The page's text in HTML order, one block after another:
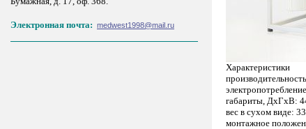
Электронная почта: medwest1998@mail.ru
Характеристики
габариты, ДхГхВ:
вес в сухом виде:
монтажное